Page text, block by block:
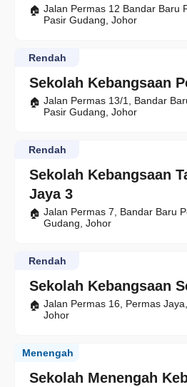
Jalan Permas 12 Bandar Baru
Pasir Gudang, Johor
Sekolah Kebangsaan
Rendah
Jalan Permas 13/1, Bandar
Pasir Gudang, Johor
Sekolah Kebangsaan
Jaya 3
Rendah
Jalan Permas 7, Bandar Baru
Gudang, Johor
Sekolah Kebangsaan
Rendah
Jalan Permas 16, Permas
Johor
Sekolah Menengah
Menengah